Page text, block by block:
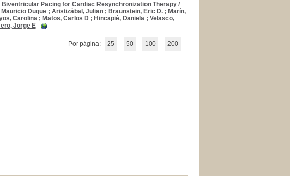
Pacing for Cardiac Resynchronization Therapy/
Mauricio Duque; Aristizábal, Julian; Braunstein, Eric D.; Marín,
Carolina; Matos, Carlos D ; Hincapié, Daniela; Velasco,
Jorge E
Por página: 25 50 100 200